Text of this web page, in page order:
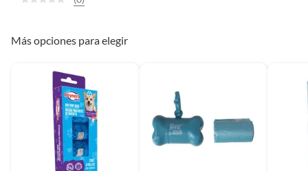
Más opciones para elegir